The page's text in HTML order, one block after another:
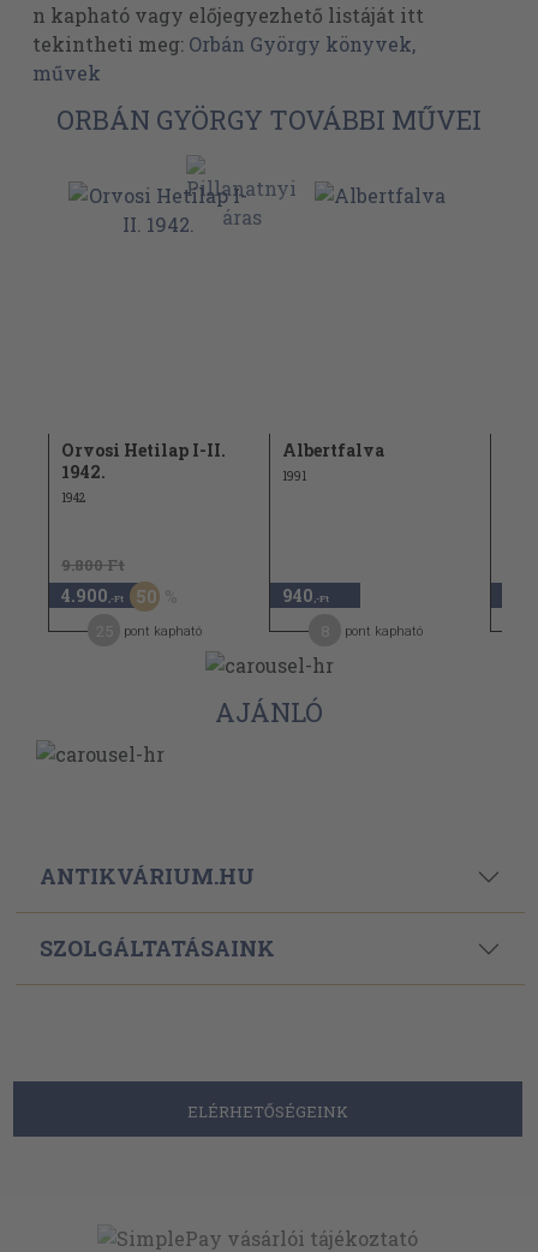
n kapható vagy előjegyezhető listáját itt
tekintheti meg: Orbán György könyvek,
művek
ORBÁN GYÖRGY TOVÁBBI MŰVEI
Orvosi Hetilap I-II.
1942.
1942
9.800 Ft
4.900 ,-Ft 50
pont kapható
Albertfalva
1991
940 ,-Ft
pont kapható
AJÁNLÓ
ANTIKVÁRIUM.HU
SZOLGÁLTATÁSAINK
ELÉRHETŐSÉGEINK